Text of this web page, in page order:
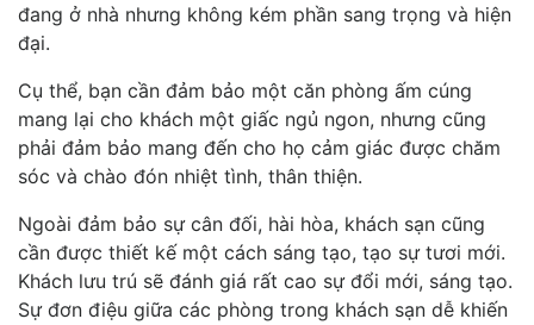
đang ở nhà nhưng không kém phần sang trọng và hiện
đại.
Cụ thể, bạn cần đảm bảo một căn phòng ấm cúng
mang lại cho khách một giấc ngủ ngon, nhưng cũng
phải đảm bảo mang đến cho họ cảm giác được chăm
sóc và chào đón nhiệt tình, thân thiện.
Ngoài đảm bảo sự cân đối, hài hòa, khách sạn cũng
cần được thiết kế một cách sáng tạo, tạo sự tươi mới.
Khách lưu trú sẽ đánh giá rất cao sự đổi mới, sáng tạo.
Sự đơn điệu giữa các phòng trong khách sạn dễ khiến